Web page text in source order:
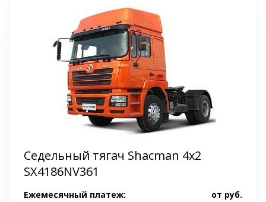
Седельный тягач Shacman 4х2
SX4186NV361
Ежемесячный платеж: от руб.